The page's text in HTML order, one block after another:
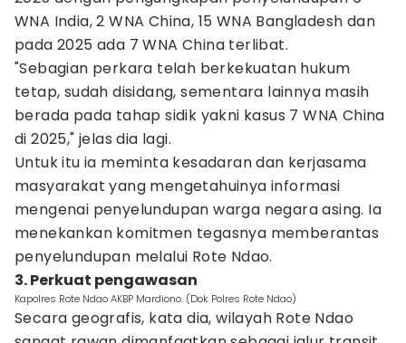
WNA India, 2 WNA China, 15 WNA Bangladesh dan
pada 2025 ada 7 WNA China terlibat.
"Sebagian perkara telah berkekuatan hukum
tetap, sudah disidang, sementara lainnya masih
berada pada tahap sidik yakni kasus 7 WNA China
di 2025," jelas dia lagi.
Untuk itu ia meminta kesadaran dan kerjasama
masyarakat yang mengetahuinya informasi
mengenai penyelundupan warga negara asing. Ia
menekankan komitmen tegasnya memberantas
penyelundupan melalui Rote Ndao.
3. Perkuat pengawasan
Kapolres Rote Ndao AKBP Mardiono. (Dok Polres Rote Ndao)
Secara geografis, kata dia, wilayah Rote Ndao